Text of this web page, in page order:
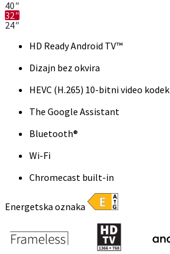
40″
32″
24″
HD Ready Android TV™
Dizajn bez okvira
HEVC (H.265) 10-bitni video kodek
The Google Assistant
Bluetooth®
Wi-Fi
Chromecast built-in
Energetska oznaka